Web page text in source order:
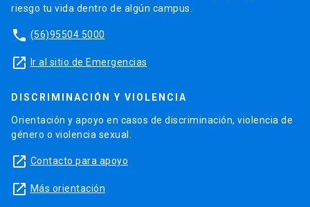
riesgo tu vida dentro de algún campus.
phone (56)95504 5000
launch Ir al sitio de Emergencias
DISCRIMINACIÓN Y VIOLENCIA
Orientación y apoyo en casos de discriminación, violencia de
género o violencia sexual.
launch Contacto para apoyo
launch Más orientación